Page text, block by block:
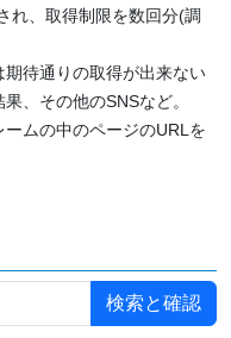
れ、取得制限を数回分(調
待通りの取得が出来ない
、その他のSNSなど。
ムの中のページのURLを